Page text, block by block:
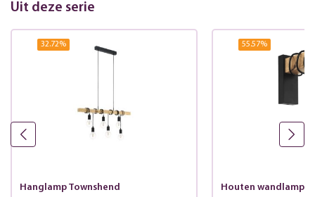
Uit deze serie
32.72%
Hanglamp Townshend
55.57%
Houten wandlamp